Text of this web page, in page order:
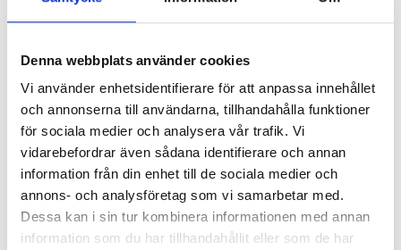
Denna webbplats använder cookies
Vi använder enhetsidentifierare för att anpassa innehållet
och annonserna till användarna, tillhandahålla funktioner
för sociala medier och analysera vår trafik. Vi
vidarebefordrar även sådana identifierare och annan
information från din enhet till de sociala medier och
annons- och analysföretag som vi samarbetar med.
Dessa kan i sin tur kombinera informationen med annan
information som du har tillhandahållit eller som de har